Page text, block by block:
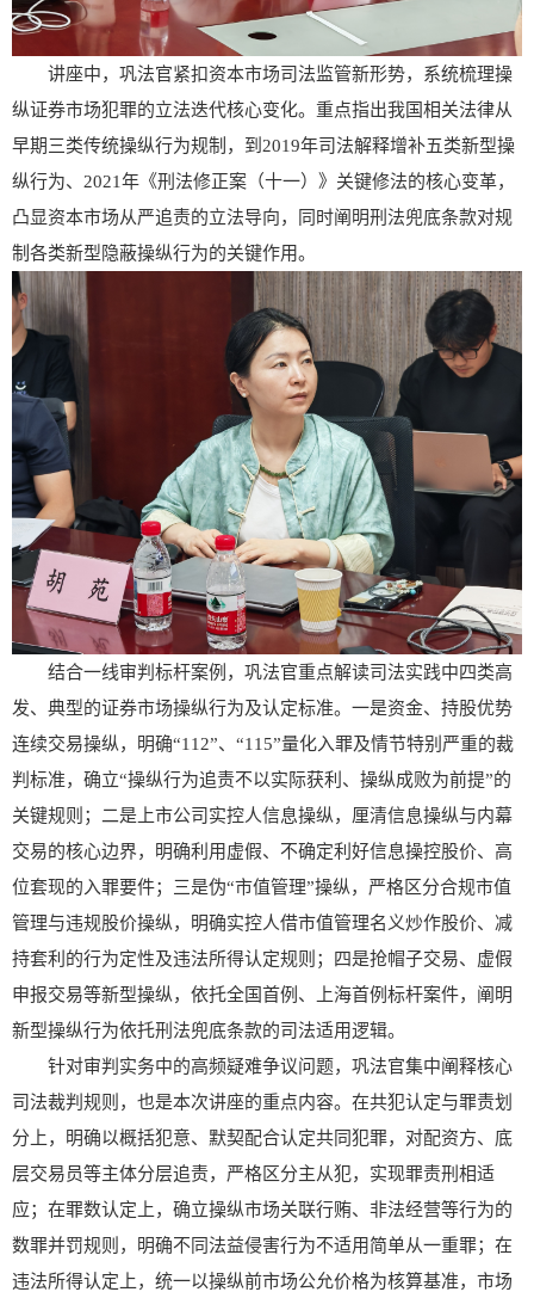
讲座中，巩法官紧扣资本市场司法监管新形势，系统梳理操
纵证券市场犯罪的立法迭代核心变化。重点指出我国相关法律从
早期三类传统操纵行为规制，到 2019年司法解释增补五类新型操
纵行为、 2021年《刑法修正案（十一）》关键修法的核心变革，
凸显资本市场从严追责的立法导向，同时阐明刑法兜底条款对规
制各类新型隐蔽操纵行为的关键作用。
结合一线审判标杆案例，巩法官重点解读司法实践中四类高
发、典型的证券市场操纵行为及认定标准。一是资金、持股优势
连续交易操纵，明确“112”、“115”量化入罪及情节特别严重的裁
判标准，确立“操纵行为追责不以实际获利、操纵成败为前提”的
关键规则；二是上市公司实控人信息操纵，厘清信息操纵与内幕
交易的核心边界，明确利用虚假、不确定利好信息操控股价、高
位套现的入罪要件；三是伪“市值管理”操纵，严格区分合规市值
管理与违规股价操纵，明确实控人借市值管理名义炒作股价、减
持套利的行为定性及违法所得认定规则；四是抢帽子交易、虚假
申报交易等新型操纵，依托全国首例、上海首例标杆案件，阐明
新型操纵行为依托刑法兜底条款的司法适用逻辑。
针对审判实务中的高频疑难争议问题，巩法官集中阐释核心
司法裁判规则，也是本次讲座的重点内容。在共犯认定与罪责划
分上，明确以概括犯意、默契配合认定共同犯罪，对配资方、底
层交易员等主体分层追责，严格区分主从犯，实现罪责刑相适
应；在罪数认定上，确立操纵市场关联行贿、非法经营等行为的
数罪并罚规则，明确不同法益侵害行为不适用简单从一重罪；在
违法所得认定上，统一以操纵前市场公允价格为核算基准，市场